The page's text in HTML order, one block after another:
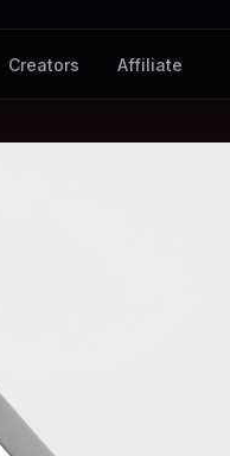
Creators Affiliate